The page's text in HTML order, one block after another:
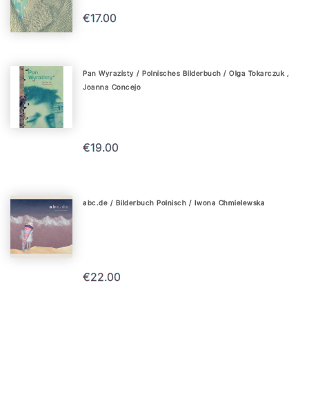
€17.00
Pan Wyrazisty / Polnisches Bilderbuch / Olga Tokarczuk ,
Joanna Concejo
€19.00
abc.de / Bilderbuch Polnisch / Iwona Chmielewska
€22.00